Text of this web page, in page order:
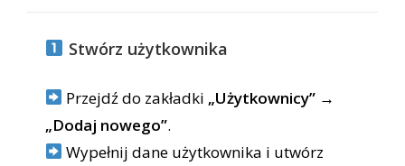
Stwórz użytkownika
Przejdź do zakładki „Użytkownicy” →
„Dodaj nowego”.
Wypełnij dane użytkownika i utwórz